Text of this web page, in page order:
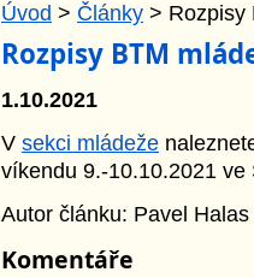
Úvod > Články > Rozpisy
Rozpisy BTM
1.10.2021
V sekci mládeže
víkendu 9.-10.10.2021
Autor článku: Pavel Halas
Komentáře